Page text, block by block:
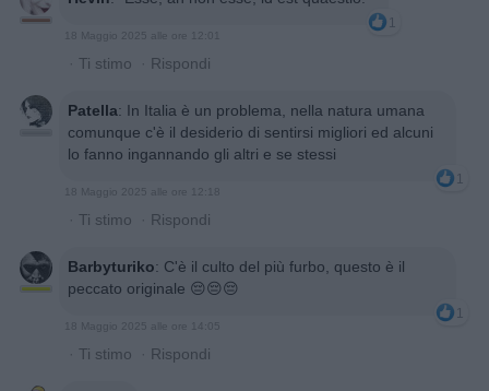
1
18 Maggio 2025 alle ore 12:01
· Ti stimo · Rispondi
Patella: In Italia è un problema, nella natura umana
comunque c'è il desiderio di sentirsi migliori ed alcuni
lo fanno ingannando gli altri e se stessi
1
18 Maggio 2025 alle ore 12:18
· Ti stimo · Rispondi
Barbyturiko: C'è il culto del più furbo, questo è il
peccato originale 😔😔😔
1
18 Maggio 2025 alle ore 14:05
· Ti stimo · Rispondi